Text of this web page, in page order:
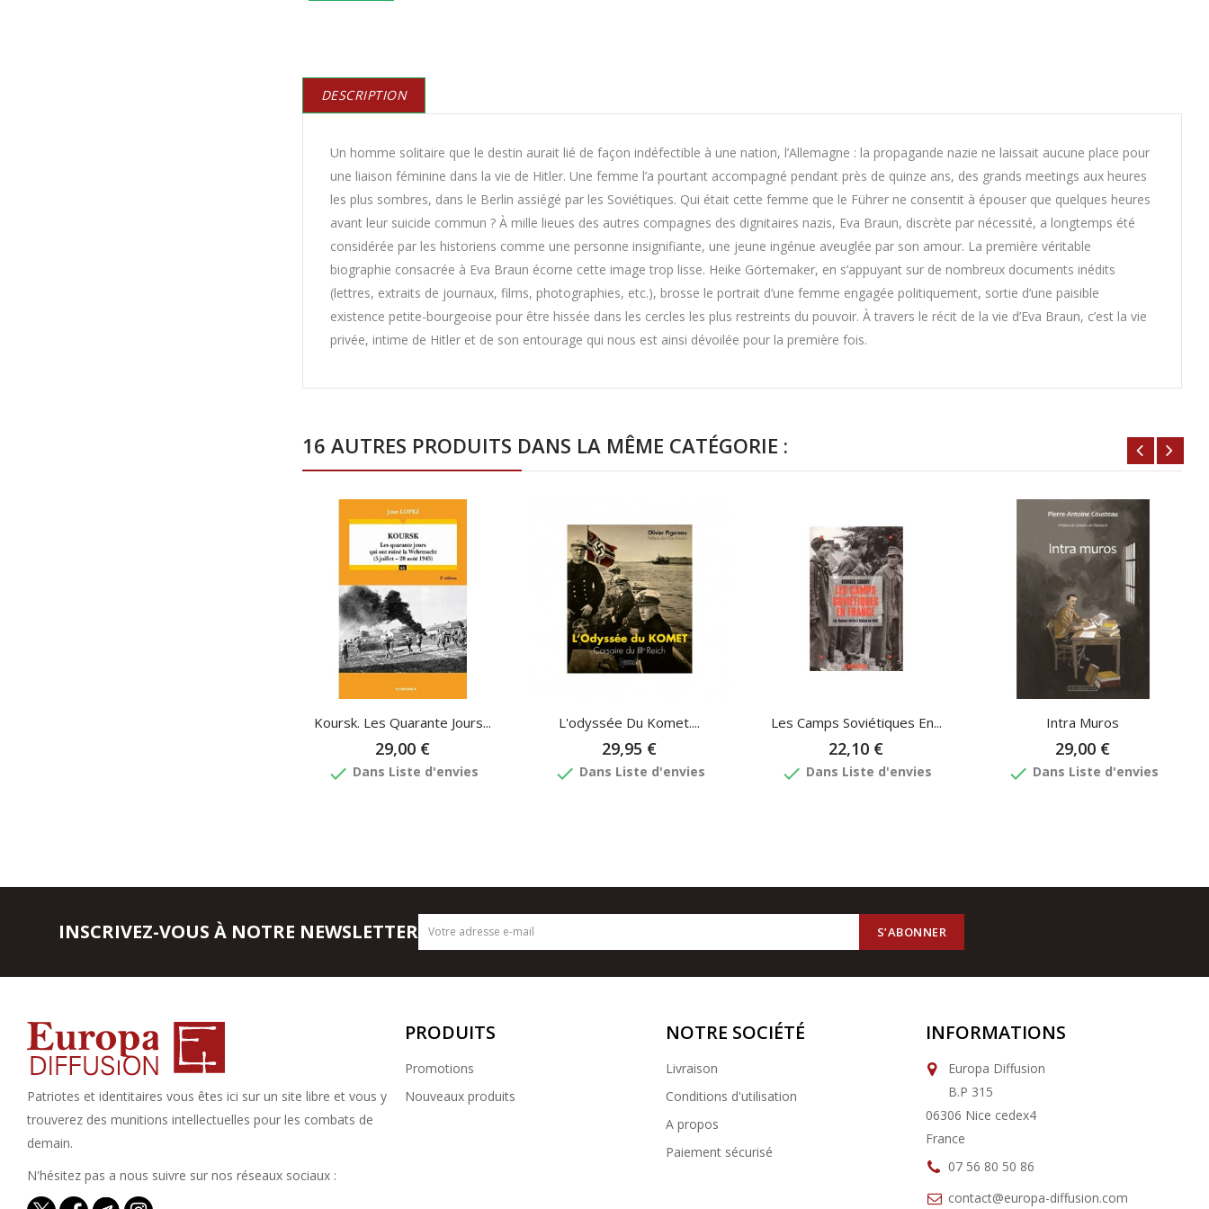
DESCRIPTION
Un homme solitaire que le destin aurait lié de façon indéfectible à une nation, l’Allemagne : la propagande nazie ne laissait aucune place pour
une liaison féminine dans la vie de Hitler. Une femme l’a pourtant accompagné pendant près de quinze ans, des grands meetings aux heures
les plus sombres, dans le Berlin assiégé par les Soviétiques. Qui était cette femme que le Führer ne consentit à épouser que quelques heures
avant leur suicide commun ? À mille lieues des autres compagnes des dignitaires nazis, Eva Braun, discrète par nécessité, a longtemps été
considérée par les historiens comme une personne insignifiante, une jeune ingénue aveuglée par son amour. La première véritable
biographie consacrée à Eva Braun écorne cette image trop lisse. Heike Görtemaker, en s’appuyant sur de nombreux documents inédits
(lettres, extraits de journaux, films, photographies, etc.), brosse le portrait d’une femme engagée politiquement, sortie d’une paisible
existence petite-bourgeoise pour être hissée dans les cercles les plus restreints du pouvoir. À travers le récit de la vie d’Eva Braun, c’est la vie
privée, intime de Hitler et de son entourage qui nous est ainsi dévoilée pour la première fois.
16 AUTRES PRODUITS DANS LA MÊME CATÉGORIE :
Koursk. Les Quarante Jours...
29,00 €
done Dans Liste d'envies
L'odyssée Du Komet....
29,95 €
done Dans Liste d'envies
Les Camps Soviétiques En...
22,10 €
done Dans Liste d'envies
Intra Muros
29,00 €
done Dans Liste d'envies
INSCRIVEZ-VOUS À NOTRE NEWSLETTER
Patriotes et identitaires vous êtes ici sur un site libre et vous y
trouverez des munitions intellectuelles pour les combats de
demain.
N'hésitez pas a nous suivre sur nos réseaux sociaux :
PRODUITS
Promotions
Nouveaux produits
NOTRE SOCIÉTÉ
Livraison
Conditions d'utilisation
A propos
Paiement sécurisé
INFORMATIONS
Europa Diffusion
B.P 315
06306 Nice cedex4
France
07 56 80 50 86
contact@europa-diffusion.com